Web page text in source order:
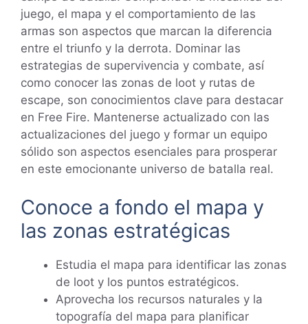
juego, el mapa y el comportamiento de las
armas son aspectos que marcan la diferencia
entre el triunfo y la derrota. Dominar las
estrategias de supervivencia y combate, así
como conocer las zonas de loot y rutas de
escape, son conocimientos clave para destacar
en Free Fire. Mantenerse actualizado con las
actualizaciones del juego y formar un equipo
sólido son aspectos esenciales para prosperar
en este emocionante universo de batalla real.
Conoce a fondo el mapa y
las zonas estratégicas
Estudia el mapa para identificar las zonas
de loot y los puntos estratégicos.
Aprovecha los recursos naturales y la
topografía del mapa para planificar